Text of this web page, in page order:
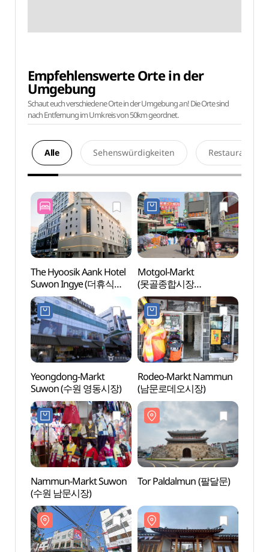
Empfehlenswerte Orte in der
Umgebung
Schaut euch verschiedene Orte in der Umgebung an! Die Orte sind
nach Entfernung im Umkreis von 50km geordnet.
Alle Sehenswürdigkeiten Restaurants
The Hyoosik Aank Hotel
Suwon Ingye (더휴식
아늑호텔 수원 인계점)
Motgol-Markt
(못골종합시장
(못골시장))
Yeongdong-Markt
Suwon (수원 영동시장)
Rodeo-Markt Nammun
(남문로데오시장)
Nammun-Markt Suwon
(수원 남문시장)
Tor Paldalmun (팔달문)